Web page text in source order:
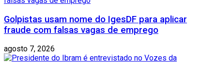
Golpistas usam nome do IgesDF para aplicar
fraude com falsas vagas de emprego
agosto 7, 2026